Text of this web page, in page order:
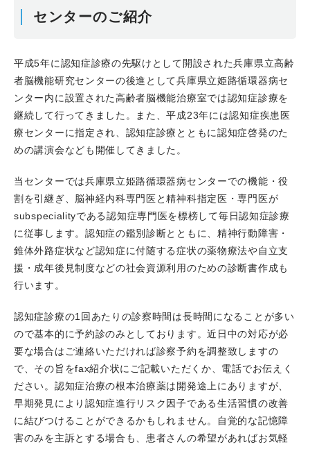
センターのご紹介
平成5年に認知症診療の先駆けとして開設された兵庫県立高齢
者脳機能研究センターの後進として兵庫県立姫路循環器病セ
ンター内に設置された高齢者脳機能治療室では認知症診療を
継続して行ってきました。また、平成23年には認知症疾患医
療センターに指定され、認知症診療とともに認知症啓発のた
めの講演会なども開催してきました。
当センターでは兵庫県立姫路循環器病センターでの機能・役
割を引継ぎ、脳神経内科専門医と精神科指定医・専門医が
subspecialityである認知症専門医を標榜して毎日認知症診療
に従事します。認知症の鑑別診断とともに、精神行動障害・
錐体外路症状など認知症に付随する症状の薬物療法や自立支
援・成年後見制度などの社会資源利用のための診断書作成も
行います。
認知症診療の1回あたりの診察時間は長時間になることが多い
ので基本的に予約診のみとしております。近日中の対応が必
要な場合はご連絡いただければ診察予約を調整致しますの
で、その旨をfax紹介状にご記載いただくか、電話でお伝えく
ださい。認知症治療の根本治療薬は開発途上にありますが、
早期発見により認知症進行リスク因子である生活習慣の改善
に結びつけることができるかもしれません。自覚的な記憶障
害のみを主訴とする場合も、患者さんの希望があればお気軽